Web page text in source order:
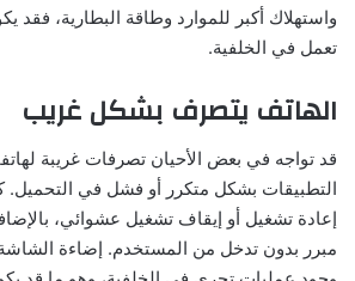
واستهلاك أكبر للموارد وطاقة البطارية، فقد
تعمل في الخلفية.
الهاتف يتصرف بشكل غريب
قد تواجه في بعض الأحيان تصرفات غريبة
التطبيقات بشكل متكرر أو فشل في
إعادة تشغيل أو إيقاف تشغيل عشوائي،
مبرر بدون تدخل من المستخدم. إضاءة الشاشة